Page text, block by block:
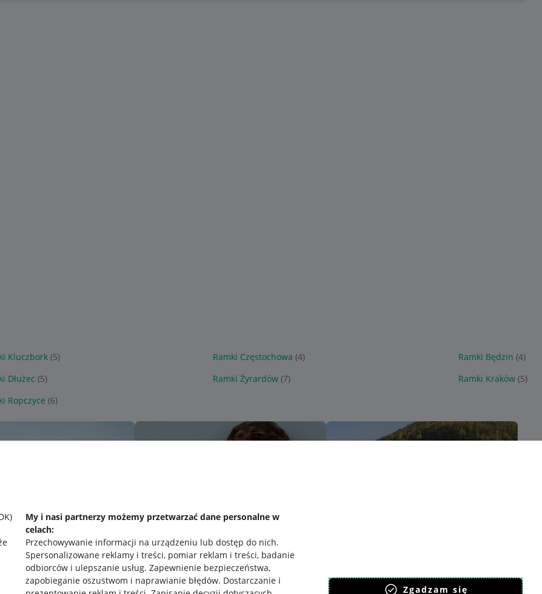
My i nasi partnerzy możemy przetwarzać dane personalne w
celach:
Przechowywanie informacji na urządzeniu lub dostęp do nich.
Spersonalizowane reklamy i treści, pomiar reklam i treści, badanie
odbiorców i ulepszanie usług. Zapewnienie bezpieczeństwa,
zapobieganie oszustwom i naprawianie błędów. Dostarczanie i
Zgadzam się
Kluczbork (5) Ramki Częstochowa (4) Ramki Będzin (4)
Dłużec (5) Ramki Żyrardów (7) Ramki Kraków (5)
Ropczyce (6)